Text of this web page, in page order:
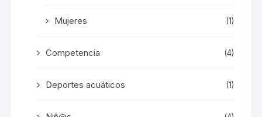
Mujeres (1)
Competencia (4)
Deportes acuáticos (1)